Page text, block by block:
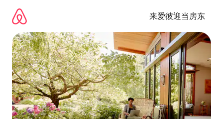
来爱彼迎当房东